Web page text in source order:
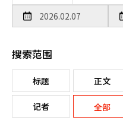
搜索范围
标题 正文
记者 全部